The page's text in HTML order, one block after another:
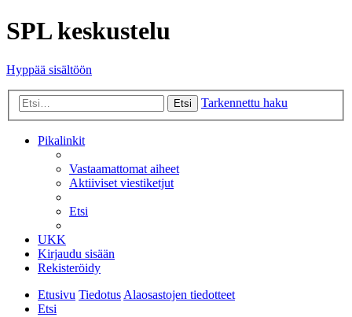
SPL keskustelu
Hyppää sisältöön
Etsi Tarkennettu haku
Pikalinkit
Vastaamattomat aiheet
Aktiiviset viestiketjut
Etsi
UKK
Kirjaudu sisään
Rekisteröidy
Etusivu TiedotusAlaosastojen tiedotteet
Etsi